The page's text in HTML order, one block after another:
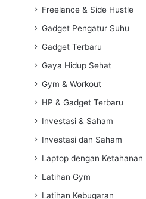
Freelance & Side Hustle
Gadget Pengatur Suhu
Gadget Terbaru
Gaya Hidup Sehat
Gym & Workout
HP & Gadget Terbaru
Investasi & Saham
Investasi dan Saham
Laptop dengan Ketahanan
Latihan Gym
Latihan Kebugaran